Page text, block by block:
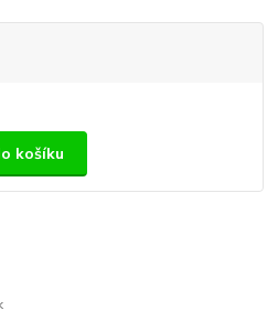
košíku